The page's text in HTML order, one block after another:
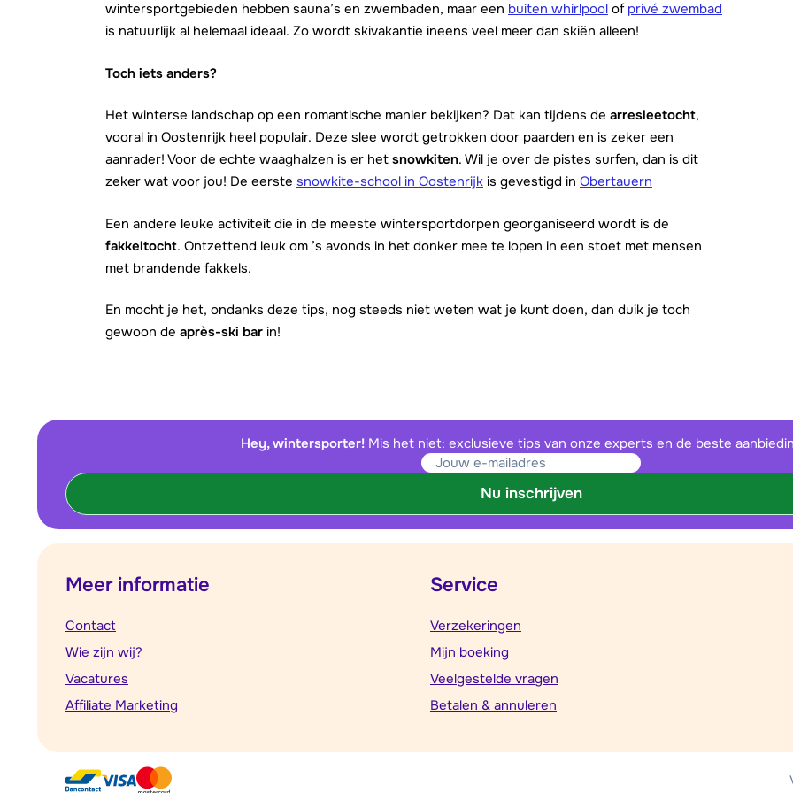
wintersportgebieden hebben sauna’s en zwembaden, maar een buiten whirlpool of privé zwembad
is natuurlijk al helemaal ideaal. Zo wordt skivakantie ineens veel meer dan skiën alleen!
Toch iets anders?
Het winterse landschap op een romantische manier bekijken? Dat kan tijdens de arresleetocht,
vooral in Oostenrijk heel populair. Deze slee wordt getrokken door paarden en is zeker een
aanrader! Voor de echte waaghalzen is er het snowkiten. Wil je over de pistes surfen, dan is dit
zeker wat voor jou! De eerste snowkite-school in Oostenrijk is gevestigd in Obertauern
Een andere leuke activiteit die in de meeste wintersportdorpen georganiseerd wordt is de
fakkeltocht. Ontzettend leuk om ’s avonds in het donker mee te lopen in een stoet met mensen
met brandende fakkels.
En mocht je het, ondanks deze tips, nog steeds niet weten wat je kunt doen, dan duik je toch
gewoon de après-ski bar in!
Hey, wintersporter! Mis het niet: exclusieve tips van onze experts en de beste
Nu inschrijven
Meer informatie
Contact
Wie zijn wij?
Vacatures
Affiliate Marketing
Service
Verzekeringen
Mijn boeking
Veelgestelde vragen
Betalen & annuleren